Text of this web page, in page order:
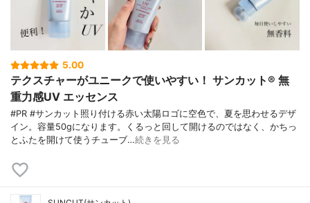
5.00
テクスチャーがユニークで使いやすい！ サンカット® 無
重力感UV エッセンス
#PR #サンカット照り付ける赤い太陽ロゴに空色で、夏を思わせるデザ
イン。容量50gになります。くるっと回して開けるのではなく、かちっ
とふたを開けて使うチューブ…続きを見る